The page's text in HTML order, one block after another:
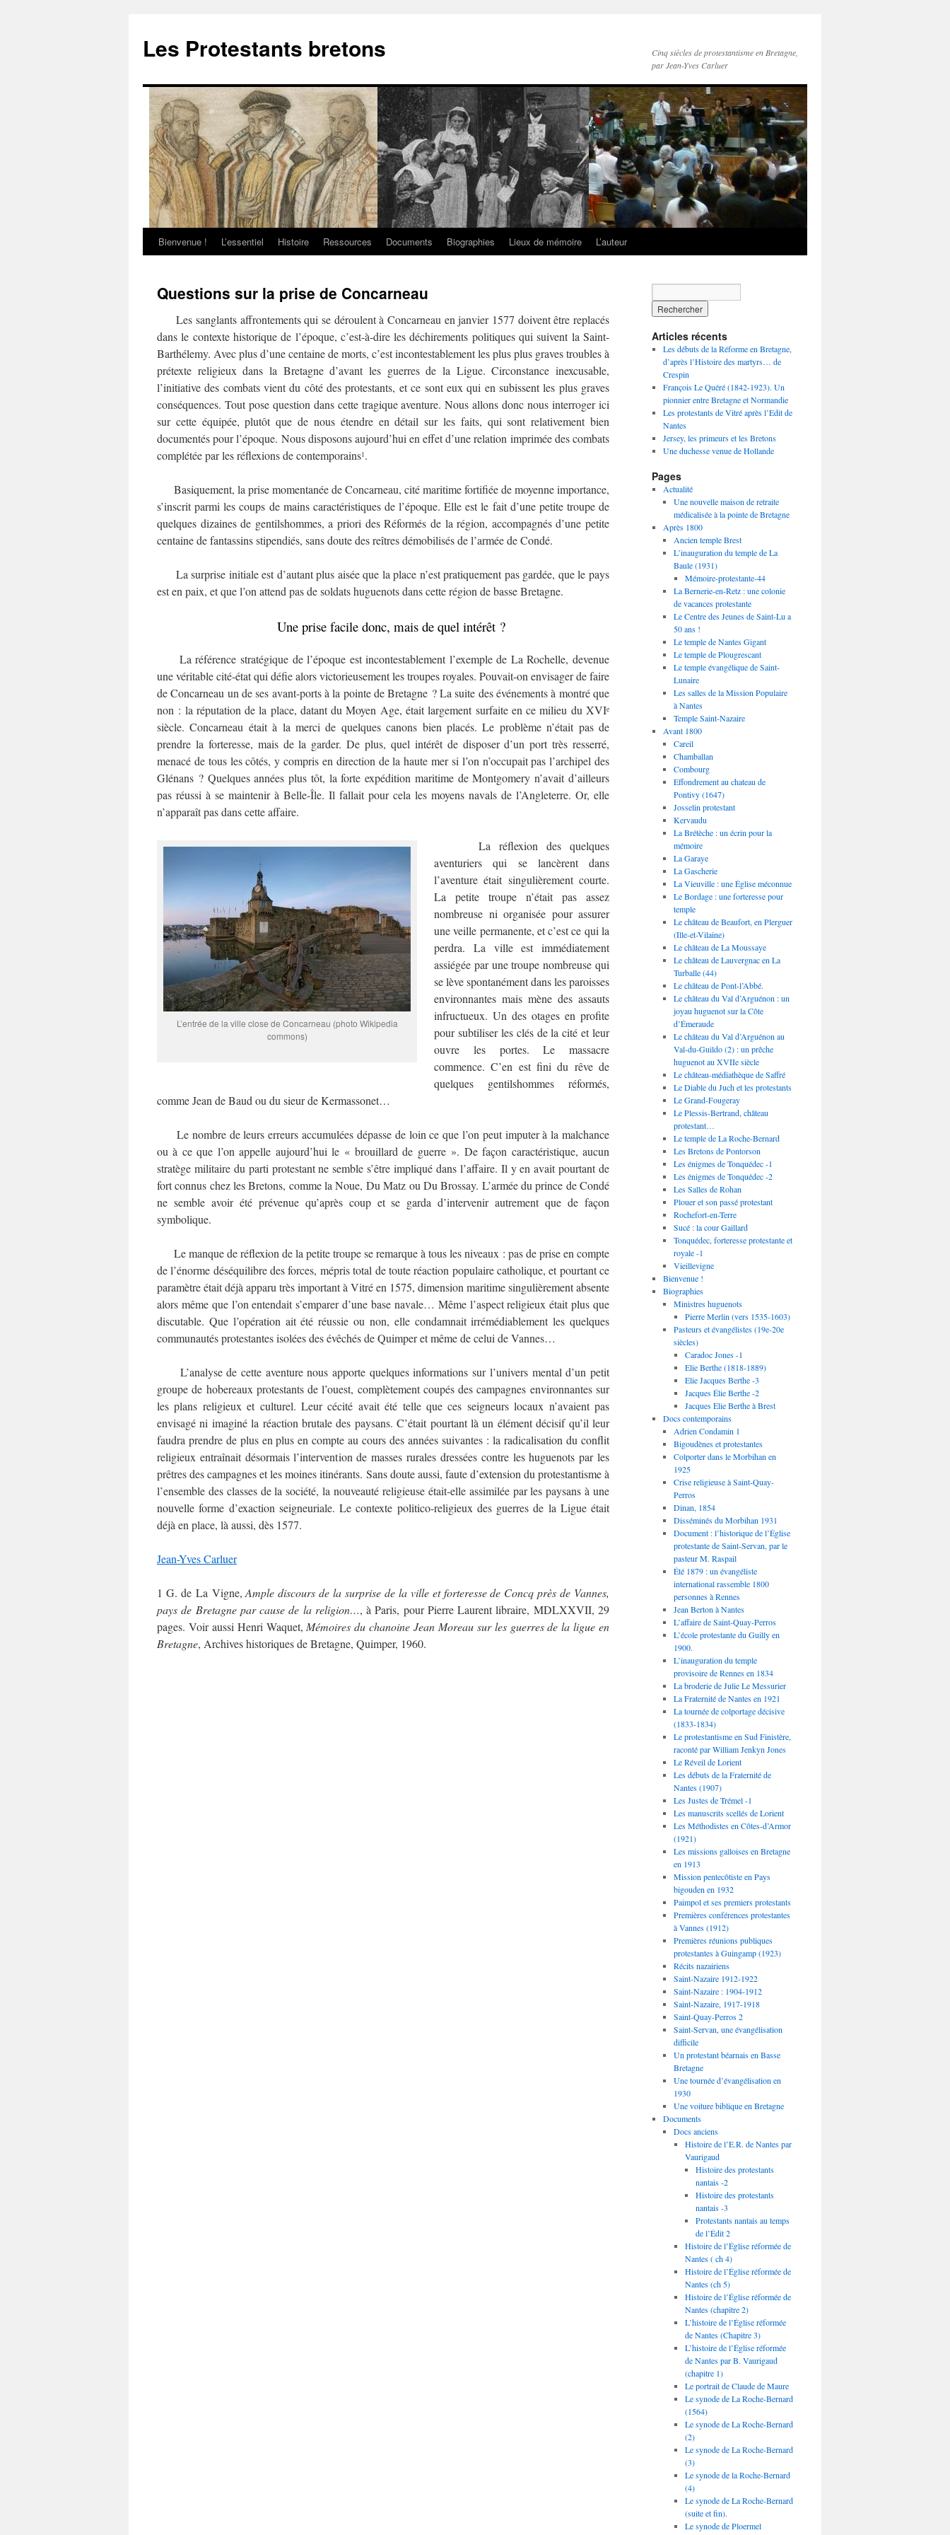
contenu
Les Protestants bretons
Cinq siècles de protestantisme en Bretagne,
par Jean-Yves Carluer
Bienvenue ! L’essentiel Histoire Ressources Documents Biographies Lieux de mémoire L’auteur
Questions sur la prise de Concarneau
Les sanglants affrontements qui se déroulent à Concarneau en janvier 1577 doivent être replacés
dans le contexte historique de l’époque, c’est-à-dire les déchirements politiques qui suivent la Saint-
Barthélemy. Avec plus d’une centaine de morts, c’est incontestablement les plus plus graves troubles à
prétexte religieux dans la Bretagne d’avant les guerres de la Ligue. Circonstance inexcusable,
l’initiative des combats vient du côté des protestants, et ce sont eux qui en subissent les plus graves
conséquences. Tout pose question dans cette tragique aventure. Nous allons donc nous interroger ici
sur cette équipée, plutôt que de nous étendre en détail sur les faits, qui sont relativement bien
documentés pour l’époque. Nous disposons aujourd’hui en effet d’une relation imprimée des combats
complétée par les réflexions de contemporains1 .
Basiquement, la prise momentanée de Concarneau, cité maritime fortifiée de moyenne importance,
s’inscrit parmi les coups de mains caractéristiques de l’époque. Elle est le fait d’une petite troupe de
quelques dizaines de gentilshommes, a priori des Réformés de la région, accompagnés d’une petite
centaine de fantassins stipendiés, sans doute des reîtres démobilisés de l’armée de Condé.
La surprise initiale est d’autant plus aisée que la place n’est pratiquement pas gardée, que le pays
est en paix, et que l’on attend pas de soldats huguenots dans cette région de basse Bretagne.
Une prise facile donc, mais de quel intérêt ?
La référence stratégique de l’époque est incontestablement l’exemple de La Rochelle, devenue
une véritable cité-état qui défie alors victorieusement les troupes royales. Pouvait-on envisager de faire
de Concarneau un de ses avant-ports à la pointe de Bretagne ? La suite des événements à montré que
non : la réputation de la place, datant du Moyen Age, était largement surfaite en ce milieu du XVIe
siècle. Concarneau était à la merci de quelques canons bien placés. Le problème n’était pas de
prendre la forteresse, mais de la garder. De plus, quel intérêt de disposer d’un port très resserré,
menacé de tous les côtés, y compris en direction de la haute mer si l’on n’occupait pas l’archipel des
Glénans ? Quelques années plus tôt, la forte expédition maritime de Montgomery n’avait d’ailleurs
pas réussi à se maintenir à Belle-Île. Il fallait pour cela les moyens navals de l’Angleterre. Or, elle
n’apparaît pas dans cette affaire.
L’entrée de la ville close de Concarneau (photo Wikipedia
commons)
La réflexion des quelques
aventuriers qui se lancèrent dans
l’aventure était singulièrement courte.
La petite troupe n’était pas assez
nombreuse ni organisée pour assurer
une veille permanente, et c’est ce qui la
perdra. La ville est immédiatement
assiégée par une troupe nombreuse qui
se lève spontanément dans les paroisses
environnantes mais mène des assauts
infructueux. Un des otages en profite
pour subtiliser les clés de la cité et leur
ouvre les portes. Le massacre
commence. C’en est fini du rêve de
quelques gentilshommes réformés,
comme Jean de Baud ou du sieur de Kermassonet…
Le nombre de leurs erreurs accumulées dépasse de loin ce que l’on peut imputer à la malchance
ou à ce que l’on appelle aujourd’hui le « brouillard de guerre ». De façon caractéristique, aucun
stratège militaire du parti protestant ne semble s’être impliqué dans l’affaire. Il y en avait pourtant de
fort connus chez les Bretons, comme la Noue, Du Matz ou Du Brossay. L’armée du prince de Condé
ne semble avoir été prévenue qu’après coup et se garda d’intervenir autrement que de façon
symbolique.
Le manque de réflexion de la petite troupe se remarque à tous les niveaux : pas de prise en compte
de l’énorme déséquilibre des forces, mépris total de toute réaction populaire catholique, et pourtant ce
paramètre était déjà apparu très important à Vitré en 1575, dimension maritime singulièrement absente
alors même que l’on entendait s’emparer d’une base navale… Même l’aspect religieux était plus que
discutable. Que l’opération ait été réussie ou non, elle condamnait irrémédiablement les quelques
communautés protestantes isolées des évêchés de Quimper et même de celui de Vannes…
L’analyse de cette aventure nous apporte quelques informations sur l’univers mental d’un petit
groupe de hobereaux protestants de l’ouest, complètement coupés des campagnes environnantes sur
les plans religieux et culturel. Leur cécité avait été telle que ces seigneurs locaux n’avaient pas
envisagé ni imaginé la réaction brutale des paysans. C’était pourtant là un élément décisif qu’il leur
faudra prendre de plus en plus en compte au cours des années suivantes : la radicalisation du conflit
religieux entraînait désormais l’intervention de masses rurales dressées contre les huguenots par les
prêtres des campagnes et les moines itinérants. Sans doute aussi, faute d’extension du protestantisme à
l’ensemble des classes de la société, la nouveauté religieuse était-elle assimilée par les paysans à une
nouvelle forme d’exaction seigneuriale. Le contexte politico-religieux des guerres de la Ligue était
déjà en place, là aussi, dès 1577.
Jean-Yves Carluer
1 G. de La Vigne,Ample discours de la surprise de la ville et forteresse de Concq près de Vannes,
pays de Bretagne par cause de la religion…, à Paris, pour Pierre Laurent libraire, MDLXXVII, 29
pages. Voir aussi Henri Waquet, Mémoires du chanoine Jean Moreau sur les guerres de la ligue en
Bretagne, Archives historiques de Bretagne, Quimper, 1960.
Articles récents
Les débuts de la Réforme en Bretagne,
d’après l’Histoire des martyrs… de
Crespin
François Le Quéré (1842-1923). Un
pionnier entre Bretagne et Normandie
Les protestants de Vitré après l’Edit de
Nantes
Jersey, les primeurs et les Bretons
Une duchesse venue de Hollande
Pages
Actualité
Une nouvelle maison de retraite
médicalisée à la pointe de Bretagne
Après 1800
Ancien temple Brest
L’inauguration du temple de La
Baule (1931)
Mémoire-protestante-44
La Bernerie-en-Retz : une colonie
de vacances protestante
Le Centre des Jeunes de Saint-Lu a
50 ans !
Le temple de Nantes Gigant
Le temple de Plougrescant
Le temple évangélique de Saint-
Lunaire
Les salles de la Mission Populaire
à Nantes
Temple Saint-Nazaire
Avant 1800
Careil
Chamballan
Combourg
Effondrement au chateau de
Pontivy (1647)
Josselin protestant
Kervaudu
La Brétèche : un écrin pour la
mémoire
La Garaye
La Gascherie
La Vieuville : une Église méconnue
Le Bordage : une forteresse pour
temple
Le château de Beaufort, en Plerguer
(Ille-et-Vilaine)
Le château de La Moussaye
Le château de Lauvergnac en La
Turballe (44)
Le château de Pont-l’Abbé.
Le château du Val d’Arguénon : un
joyau huguenot sur la Côte
d’Émeraude
Le château du Val d’Arguénon au
Val-du-Guildo (2) : un prêche
huguenot au XVIIe siècle
Le château-médiathèque de Saffré
Le Diable du Juch et les protestants
Le Grand-Fougeray
Le Plessis-Bertrand, château
protestant…
Le temple de La Roche-Bernard
Les Bretons de Pontorson
Les énigmes de Tonquédec -1
Les énigmes de Tonquédec -2
Les Salles de Rohan
Plouer et son passé protestant
Rochefort-en-Terre
Sucé : la cour Gaillard
Tonquédec, forteresse protestante et
royale -1
Vieillevigne
Bienvenue !
Biographies
Ministres huguenots
Pierre Merlin (vers 1535-1603)
Pasteurs et évangélistes (19e-20e
siècles)
Caradoc Jones -1
Elie Berthe (1818-1889)
Elie Jacques Berthe -3
Jacques Élie Berthe -2
Jacques Elie Berthe à Brest
Docs contemporains
Adrien Condamin 1
Bigoudènes et protestantes
Colporter dans le Morbihan en
1925
Crise religieuse à Saint-Quay-
Perros
Dinan, 1854
Disséminés du Morbihan 1931
Document : l’historique de l’Église
protestante de Saint-Servan, par le
pasteur M. Raspail
Été 1879 : un évangéliste
international rassemble 1800
personnes à Rennes
Jean Berton à Nantes
L’affaire de Saint-Quay-Perros
L’école protestante du Guilly en
1900.
L’inauguration du temple
provisoire de Rennes en 1834
La broderie de Julie Le Messurier
La Fraternité de Nantes en 1921
La tournée de colportage décisive
(1833-1834)
Le protestantisme en Sud Finistère,
raconté par William Jenkyn Jones
Le Réveil de Lorient
Les débuts de la Fraternité de
Nantes (1907)
Les Justes de Trémel -1
Les manuscrits scellés de Lorient
Les Méthodistes en Côtes-d’Armor
(1921)
Les missions galloises en Bretagne
en 1913
Mission pentecôtiste en Pays
bigouden en 1932
Paimpol et ses premiers protestants
Premières conférences protestantes
à Vannes (1912)
Premières réunions publiques
protestantes à Guingamp (1923)
Récits nazairiens
Saint-Nazaire 1912-1922
Saint-Nazaire : 1904-1912
Saint-Nazaire, 1917-1918
Saint-Quay-Perros 2
Saint-Servan, une évangélisation
difficile
Un protestant béarnais en Basse
Bretagne
Une tournée d’évangélisation en
1930
Une voiture biblique en Bretagne
Documents
Docs anciens
Histoire de l’E.R. de Nantes par
Vaurigaud
Histoire des protestants
nantais -2
Histoire des protestants
nantais -3
Protestants nantais au temps
de l’Édit 2
Histoire de l’Église réformée de
Nantes ( ch 4)
Histoire de l’Église réformée de
Nantes (ch 5)
Histoire de l’Église réformée de
Nantes (chapitre 2)
L’histoire de l’Église réformée
de Nantes (Chapitre 3)
L’histoire de l’Église réformée
de Nantes par B. Vaurigaud
(chapitre 1)
Le portrait de Claude de Maure
Le synode de La Roche-Bernard
(1564)
Le synode de La Roche-Bernard
(2)
Le synode de La Roche-Bernard
(3)
Le synode de la Roche-Bernard
(4)
Le synode de La Roche-Bernard
(suite et fin).
Le synode de Ploermel